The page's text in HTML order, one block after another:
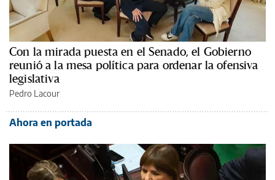
Con la mirada puesta en el Senado, el Gobierno
reunió a la mesa política para ordenar la ofensiva
legislativa
Pedro Lacour
Ahora en portada